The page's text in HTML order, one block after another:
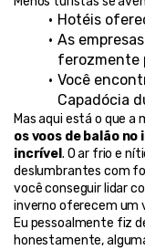
Hotéis
As
ferozmente
Você
Capadócia
os voos de balão
incrível . O ar frio e
deslumbrantes com
você conseguir lidar
inverno oferecem um
Eu pessoalmente fiz
honestamente,